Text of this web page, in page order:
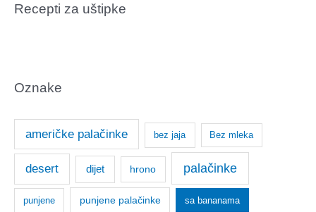
Recepti za uštipke
Oznake
američke palačinke bez jaja Bez mleka
desert dijet hrono palačinke
punjene punjene palačinke sa bananama